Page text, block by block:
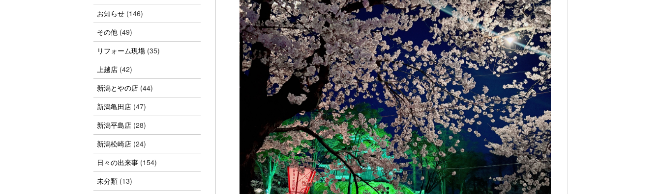
お知らせ(146)
その他(49)
リフォーム現場(35)
上越店(42)
新潟とやの店(44)
新潟亀田店(47)
新潟平島店(28)
新潟松崎店(24)
日々の出来事(154)
未分類(13)